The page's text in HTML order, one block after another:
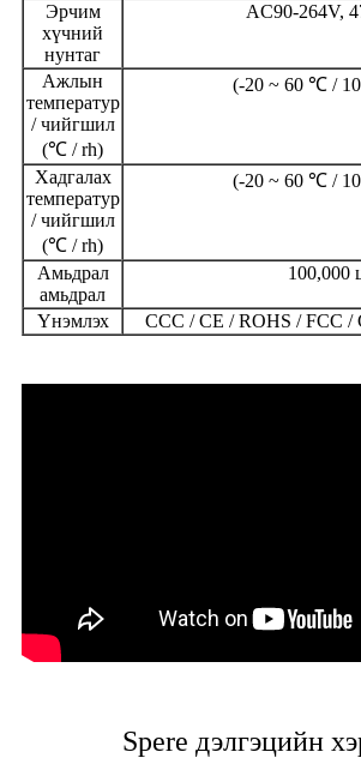
Эрчим
хүчний
нунтаг
AC90-264V,
Ажлын
температур
/ чийгшил
(℃ / rh)
(-20 ~ 60 ℃ /
Хадгалах
температур
/ чийгшил
(℃ / rh)
(-20 ~ 60 ℃ /
Амьдрал
амьдрал
100,000
Үнэмлэх CCC / CE / ROHS / FCC
Spere дэлгэцийн